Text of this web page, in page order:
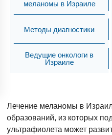
меланомы в Израиле
Методы диагностики
Ведущие онкологи в
Израиле
Лечение меланомы в
образований, из которых
ультрафиолета может